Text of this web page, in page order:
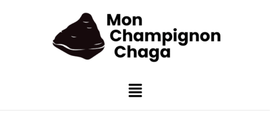
Menu